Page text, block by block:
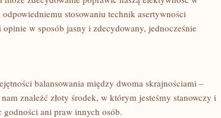
stosowaniu technik asertywności
w‍ sposób jasny i zdecydowany, jednocześnie
balansowania między dwoma skrajnościami –
znaleźć złoty środek, w którym jesteśmy stanowczy i
godności ani praw innych osób.